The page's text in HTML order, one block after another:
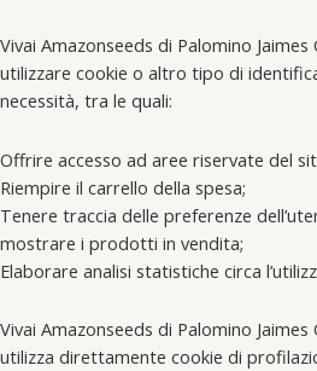
Vivai Amazonseeds di Palomino
utilizzare cookie o altro tipo di
necessità, tra le quali:
Offrire accesso ad aree riservate del
Riempire il carrello della spesa;
Tenere traccia delle preferenze
mostrare i prodotti in vendita;
Elaborare analisi statistiche circa
Vivai Amazonseeds di Palomino
utilizza direttamente cookie di